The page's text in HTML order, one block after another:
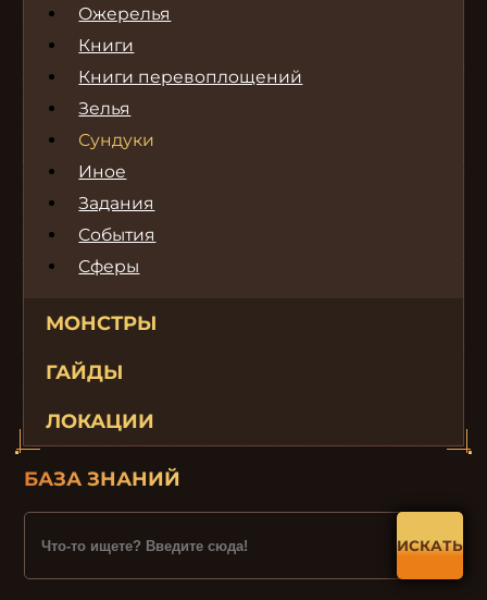
Ожерелья
Книги
Книги перевоплощений
Зелья
Сундуки
Иное
Задания
События
Сферы
МОНСТРЫ
ГАЙДЫ
ЛОКАЦИИ
БАЗА ЗНАНИЙ
ИСКАТЬ